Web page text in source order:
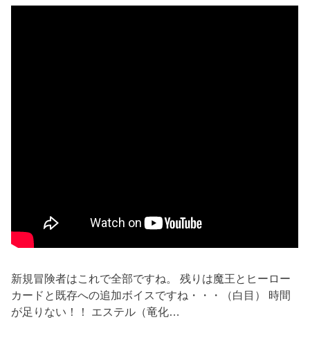
新規冒険者はこれで全部ですね。 残りは魔王とヒーロー
カードと既存への追加ボイスですね・・・（白目） 時間
が足りない！！ エステル（竜化…